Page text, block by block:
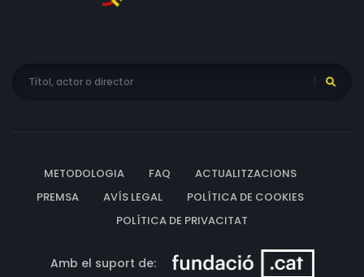
METODOLOGIA FAQ
ACTUALITZACIONS
PREMSA
AVÍS LEGAL
POLÍTICA DE COOKIES
POLÍTICA DE PRIVACITAT
Amb el suport de: